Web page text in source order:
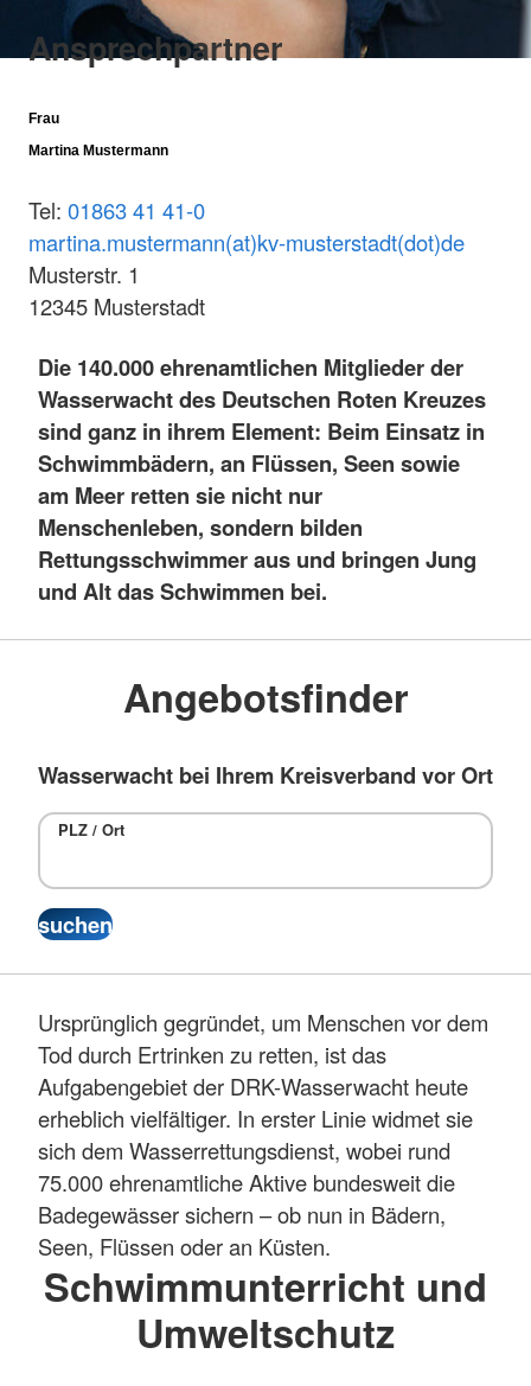
Ansprechpartner
Frau
Martina Mustermann
Tel: 01863 41 41-0
martina.mustermann(at)kv-musterstadt(dot)de
Musterstr. 1
12345 Musterstadt
Die 140.000 ehrenamtlichen Mitglieder der
Wasserwacht des Deutschen Roten Kreuzes
sind ganz in ihrem Element: Beim Einsatz in
Schwimmbädern, an Flüssen, Seen sowie
am Meer retten sie nicht nur
Menschenleben, sondern bilden
Rettungsschwimmer aus und bringen Jung
und Alt das Schwimmen bei.
Angebotsfinder
Wasserwacht bei Ihrem Kreisverband vor Ort
PLZ / Ort
Ursprünglich gegründet, um Menschen vor dem
Tod durch Ertrinken zu retten, ist das
Aufgabengebiet der DRK-Wasserwacht heute
erheblich vielfältiger. In erster Linie widmet sie
sich dem Wasserrettungsdienst, wobei rund
75.000 ehrenamtliche Aktive bundesweit die
Badegewässer sichern – ob nun in Bädern,
Seen, Flüssen oder an Küsten.
Schwimmunterricht und
Umweltschutz